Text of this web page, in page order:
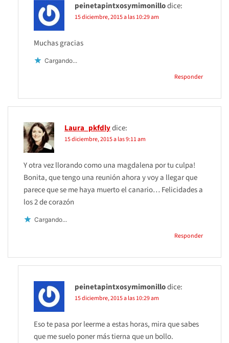
peinetapintxosymimonillodice:
15 diciembre, 2015 a las 10:29 am
Muchas gracias
Cargando...
Responder
Laura_pkfdlydice:
15 diciembre, 2015 a las 9:11 am
Y otra vez llorando como una magdalena por tu culpa!
Bonita, que tengo una reunión ahora y voy a llegar que
parece que se me haya muerto el canario… Felicidades a
los 2 de corazón
Cargando...
Responder
peinetapintxosymimonillodice:
15 diciembre, 2015 a las 10:29 am
Eso te pasa por leerme a estas horas, mira que sabes
que me suelo poner más tierna que un bollo.